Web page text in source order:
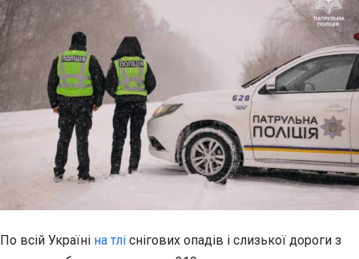
По всій Україні на тлі снігових опадів і слизької дороги з